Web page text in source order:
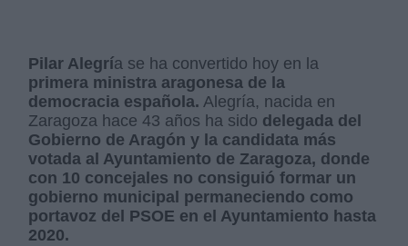
Pilar Alegría se ha convertido hoy en la
primera ministra aragonesa de la
democracia española. Alegría, nacida en
Zaragoza hace 43 años ha sido delegada del
Gobierno de Aragón y la candidata más
votada al Ayuntamiento de Zaragoza, donde
con 10 concejales no consiguió formar un
gobierno municipal permaneciendo como
portavoz del PSOE en el Ayuntamiento hasta
2020.